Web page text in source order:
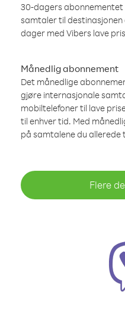
30-dagers
samtaler til destinasjonen
dager med Vibers lave
Månedlig abonnement
Det månedlige
gjøre internasjonale
mobiltelefoner til lave
til enhver tid. Med
på samtalene du allerede
Flere